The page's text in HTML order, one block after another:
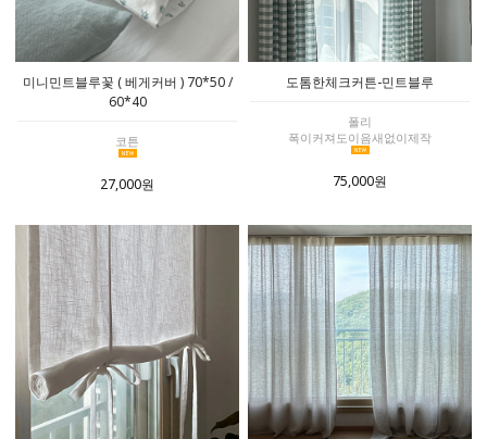
미니민트블루꽃 ( 베게커버 ) 70*50 /
60*40
코튼
27,000원
도톰한체크커튼-민트블루
폴리
폭이커져도이음새없이제작
75,000원